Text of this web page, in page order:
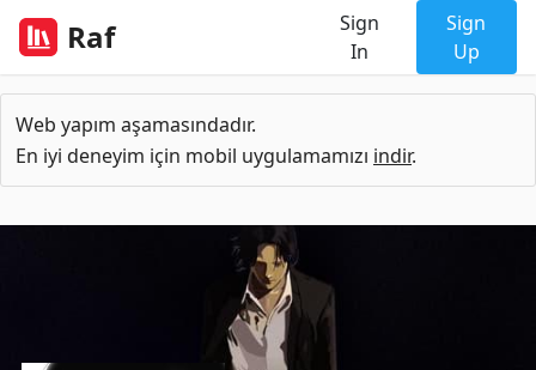
Raf
Sign
In
Sign
Up
Web yapım aşamasındadır.
En iyi deneyim için mobil uygulamamızı indir.